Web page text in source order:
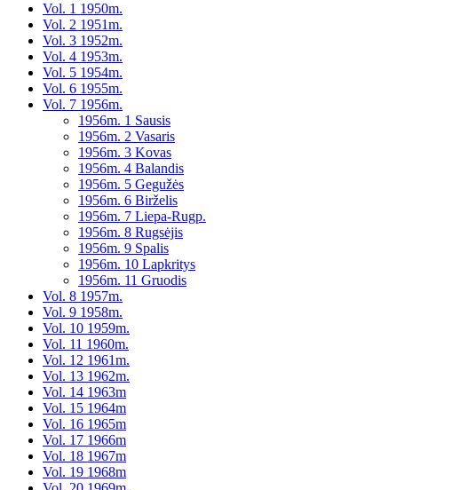
Vol. 1 1950m.
Vol. 2 1951m.
Vol. 3 1952m.
Vol. 4 1953m.
Vol. 5 1954m.
Vol. 6 1955m.
Vol. 7 1956m.
1956m. 1 Sausis
1956m. 2 Vasaris
1956m. 3 Kovas
1956m. 4 Balandis
1956m. 5 Gegužės
1956m. 6 Birželis
1956m. 7 Liepa-Rugp.
1956m. 8 Rugsėjis
1956m. 9 Spalis
1956m. 10 Lapkritys
1956m. 11 Gruodis
Vol. 8 1957m.
Vol. 9 1958m.
Vol. 10 1959m.
Vol. 11 1960m.
Vol. 12 1961m.
Vol. 13 1962m.
Vol. 14 1963m
Vol. 15 1964m
Vol. 16 1965m
Vol. 17 1966m
Vol. 18 1967m
Vol. 19 1968m